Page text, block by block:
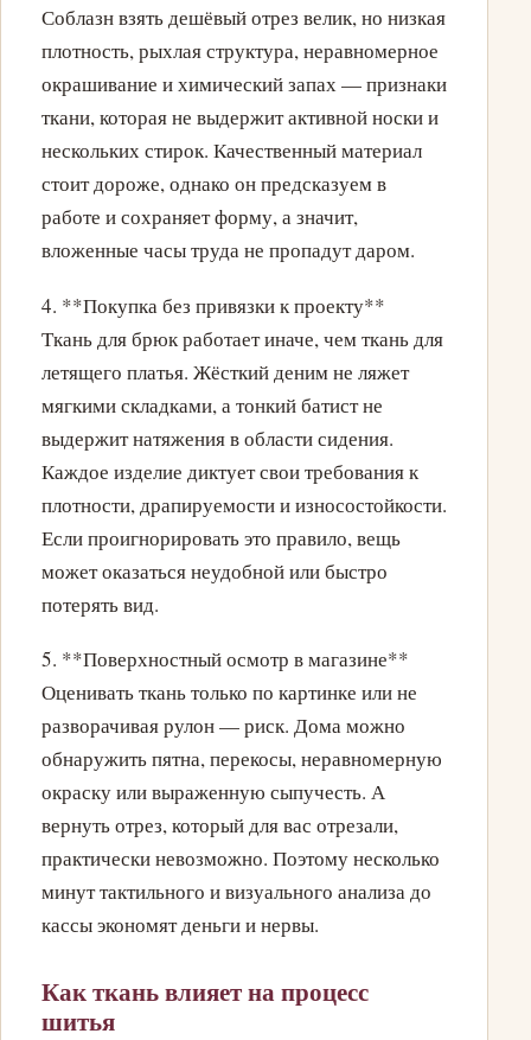
Соблазн взять дешёвый отрез велик, но низкая
плотность, рыхлая структура, неравномерное
окрашивание и химический запах — признаки
ткани, которая не выдержит активной носки и
нескольких стирок. Качественный материал
стоит дороже, однако он предсказуем в
работе и сохраняет форму, а значит,
вложенные часы труда не пропадут даром.
4. **Покупка без привязки к проекту**
Ткань для брюк работает иначе, чем ткань для
летящего платья. Жёсткий деним не ляжет
мягкими складками, а тонкий батист не
выдержит натяжения в области сидения.
Каждое изделие диктует свои требования к
плотности, драпируемости и износостойкости.
Если проигнорировать это правило, вещь
может оказаться неудобной или быстро
потерять вид.
5. **Поверхностный осмотр в магазине**
Оценивать ткань только по картинке или не
разворачивая рулон — риск. Дома можно
обнаружить пятна, перекосы, неравномерную
окраску или выраженную сыпучесть. А
вернуть отрез, который для вас отрезали,
практически невозможно. Поэтому несколько
минут тактильного и визуального анализа до
кассы экономят деньги и нервы.
Как ткань влияет на процесс
шитья